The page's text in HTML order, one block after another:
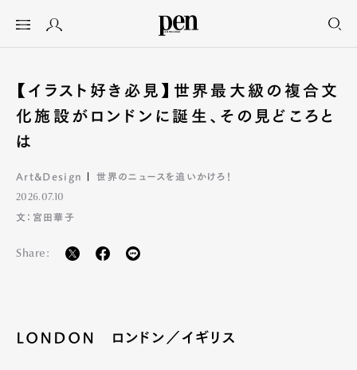
【イラスト好き必見】世界最大級の複合文
化施設がロンドンに誕生、その見どころと
は
Art&Design 世界のニュースを追いかけろ！
2026.07.10
文：宮田華子
Share:
LONDON ロンドン／イギリス